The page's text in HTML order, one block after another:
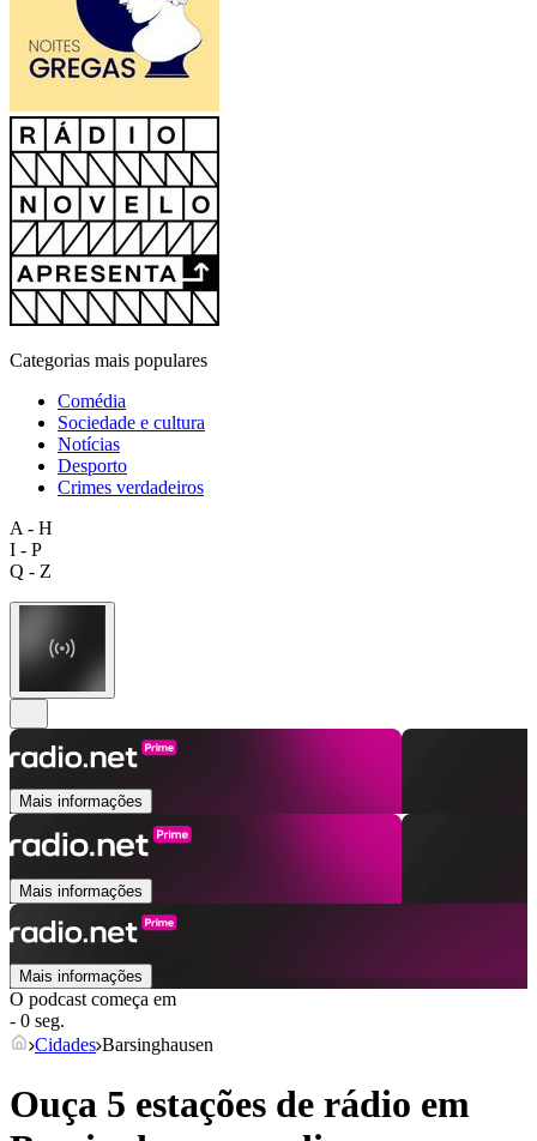
Categorias mais populares
Comédia
Sociedade e cultura
Notícias
Desporto
Crimes verdadeiros
A - H
I - P
Q - Z
Mais informações
Mais informações
Mais informações
O podcast começa em
- 0 seg.
Cidades Barsinghausen
Ouça 5 estações de rádio em